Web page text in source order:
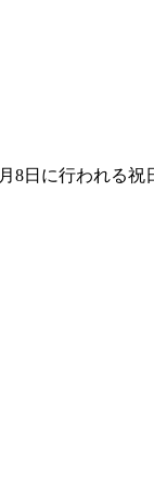
8日に行われる祝